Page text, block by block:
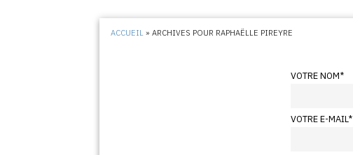
ACCUEIL »ARCHIVES POUR RAPHAËLLE PIREYRE
VOTRE NOM*
VOTRE E-MAIL*